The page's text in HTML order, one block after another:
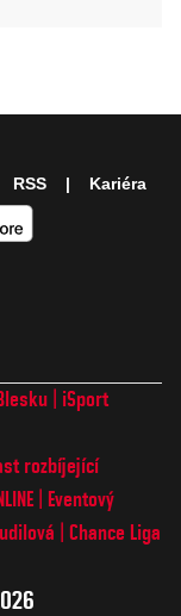
iSport
rozbíjející
Eventový
Chance Liga
RSS Kariéra